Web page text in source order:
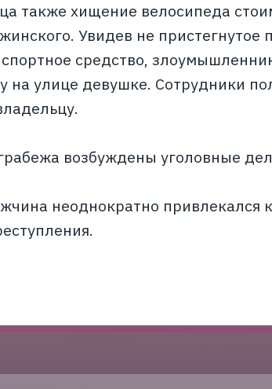
также хищение велосипеда
Увидев не пристегнутое
средство,
на улице девушке. Сотрудники
возбуждены уголовные
неоднократно привлекался